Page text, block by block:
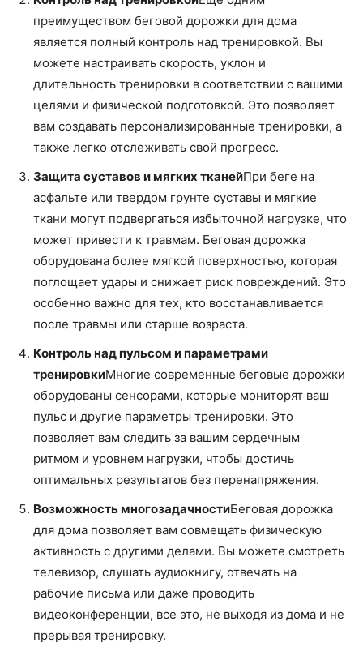
преимуществом беговой дорожки для дома
является полный контроль над тренировкой. Вы
можете настраивать скорость, уклон и
длительность тренировки в соответствии с вашими
целями и физической подготовкой. Это позволяет
вам создавать персонализированные тренировки, а
также легко отслеживать свой прогресс.
Защита суставов и мягких тканейПри беге на
асфальте или твердом грунте суставы и мягкие
ткани могут подвергаться избыточной нагрузке, что
может привести к травмам. Беговая дорожка
оборудована более мягкой поверхностью, которая
поглощает удары и снижает риск повреждений. Это
особенно важно для тех, кто восстанавливается
после травмы или старше возраста.
Контроль над пульсом и параметрами
тренировкиМногие современные беговые дорожки
оборудованы сенсорами, которые мониторят ваш
пульс и другие параметры тренировки. Это
позволяет вам следить за вашим сердечным
ритмом и уровнем нагрузки, чтобы достичь
оптимальных результатов без перенапряжения.
Возможность многозадачностиБеговая дорожка
для дома позволяет вам совмещать физическую
активность с другими делами. Вы можете смотреть
телевизор, слушать аудиокнигу, отвечать на
рабочие письма или даже проводить
видеоконференции, все это, не выходя из дома и не
прерывая тренировку.